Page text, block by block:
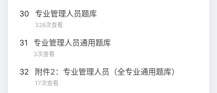
30 专业管理人员题库
328次查看
31 专业管理人员通用题库
3次查看
32 附件2：专业管理人员（全专业通用题库）
17次查看